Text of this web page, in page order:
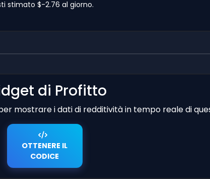
stimato $-2.76 al giorno.
di Profitto
mostrare i dati di redditività in tempo reale di
OTTENERE IL
CODICE